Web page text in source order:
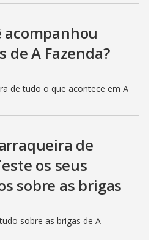
acompanhou
de A Fazenda?
de tudo o que acontece em A
de
os seus
sobre as brigas
sobre as brigas de A